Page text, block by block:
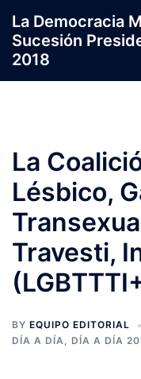
contenido
La Democracia
Sucesión
2018
La
Lésbico,
Travesti,
BY EQUIPO EDITORIAL
DÍA A DÍA, DÍA A DÍA